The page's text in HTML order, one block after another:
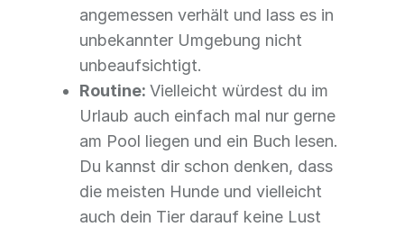
angemessen verhält und lass es in
unbekannter Umgebung nicht
unbeaufsichtigt.
Routine: Vielleicht würdest du im
Urlaub auch einfach mal nur gerne
am Pool liegen und ein Buch lesen.
Du kannst dir schon denken, dass
die meisten Hunde und vielleicht
auch dein Tier darauf keine Lust